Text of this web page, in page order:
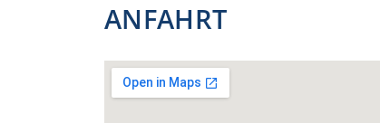
ANFAHRT